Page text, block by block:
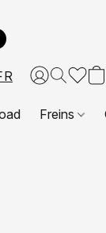
Freins